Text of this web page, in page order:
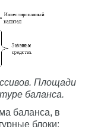
Площади
баланса.
баланса, в
блоки: